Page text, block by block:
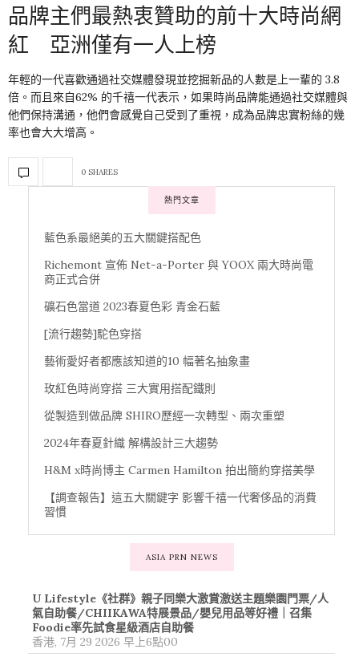
品牌主們最熱衷贊助的前十大時尚網
紅 亞洲僅有一人上榜
年輕的一代喜歡通過社交媒體發現並挖掘新品的人數是上一輩的 3.8
倍。而且來自62% 的千禧一代表示，如果時尚品牌能通過社交媒體與
他們保持溝通，他們會感覺自己受到了重視，成為品牌忠實粉絲的幾
率也會大大增高。
0 SHARES
熱門文章
藍色系最絕美的五大關鍵搭配色
Richemont 宣佈 Net-a-Porter 與 YOOX 兩大時尚電
商正式合併
礦石色當道 2023春夏色彩 青金石藍
[流行趨勢]駝色穿搭
藝術愛好者都應該知道的10 幅著名抽象畫
玫紅色時尚穿搭 三大實用搭配鐵則
從製造到做品牌 SHIRO歷經一次轉型、兩次重塑
2024年春夏針織 解構設計三大趨勢
H&M x時尚博主 Carmen Hamilton 拍出簡約穿搭美學
【調查報告】這五大關鍵字 影響千禧一代奢侈品的消費
習慣
ASIA PRN NEWS
U Lifestyle《社群》親子同樂大激賞激送主題樂園門票/人
氣自助餐/CHIIKAWA特展景品/嬰兒用品等好禮｜召集
Foodie率先試食星級酒店自助餐
香港, 7月 29 2026 早上6點00